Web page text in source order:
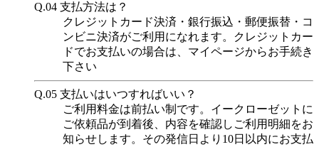
Q.04 支払方法は？
クレジットカード決済・銀行振込・郵便振替・コ
ンビニ決済がご利用になれます。クレジットカー
ドでお支払いの場合は、マイページからお手続き
下さい
Q.05 支払いはいつすればいい？
ご利用料金は前払い制です。イークローゼットに
ご依頼品が到着後、内容を確認しご利用明細をお
知らせします。その発信日より10日以内にお支払